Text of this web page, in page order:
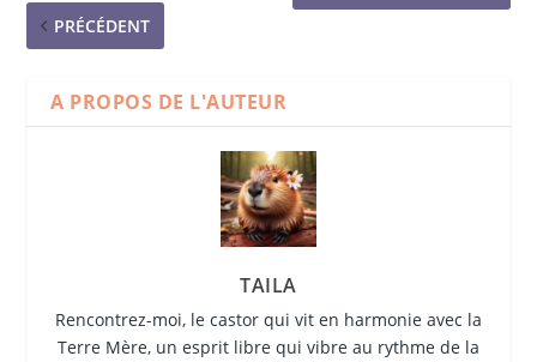
PRÉCÉDENT
A PROPOS DE L'AUTEUR
TAILA
Rencontrez-moi, le castor qui vit en harmonie avec la
Terre Mère, un esprit libre qui vibre au rythme de la